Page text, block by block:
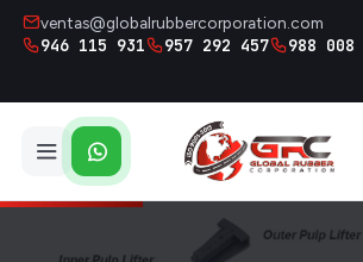
ventas@globalrubbercorporation.com
946 115 931 957 292 457 988 008